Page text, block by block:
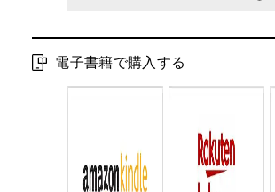
電子書籍で購入する